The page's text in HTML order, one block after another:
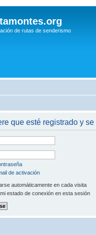
de rutas de senderismo
que esté registrado y
de activación
automáticamente en cada visita
estado de conexión en esta sesión